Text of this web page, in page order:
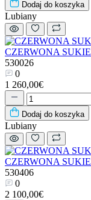
Dodaj do koszyka
Lubiany
CZERWONA
530026
0
1 260,00€
Dodaj do koszyka
Lubiany
CZERWONA
530406
0
2 100,00€